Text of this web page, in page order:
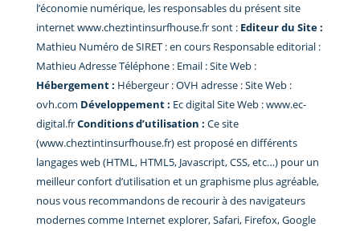
l’économie numérique, les responsables du présent site
internet www.cheztintinsurfhouse.fr sont : Editeur du Site :
Mathieu Numéro de SIRET : en cours Responsable editorial :
Mathieu Adresse Téléphone : Email : Site Web :
Hébergement : Hébergeur : OVH adresse : Site Web :
ovh.com Développement: Ec digital Site Web : www.ec-
digital.frConditions d’utilisation : Ce site
(www.cheztintinsurfhouse.fr) est proposé en différents
langages web (HTML, HTML5, Javascript, CSS, etc…) pour un
meilleur confort d’utilisation et un graphisme plus agréable,
nous vous recommandons de recourir à des navigateurs
modernes comme Internet explorer, Safari, Firefox, Google